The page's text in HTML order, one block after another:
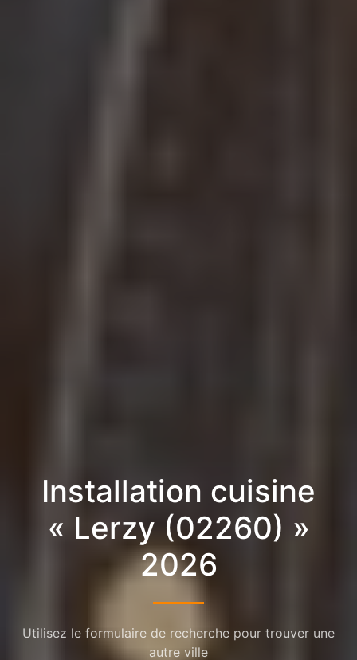
Installation cuisine
« Lerzy (02260) »
2026
Utilisez le formulaire de recherche pour trouver une
autre ville